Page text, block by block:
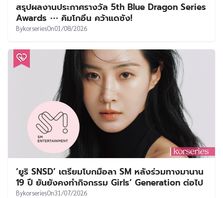
สรุปผลงานประกาศรางวัล 5th Blue Dragon Series
Awards ⋯ คิมโกอึน คว้าแดซัง!
BykorseriesOn01/08/2026
‘ยูริ SNSD’ เตรียมโบกมือลา SM หลังร่วมทางมานาน
19 ปี ยันยังคงทำกิจกรรม Girls’ Generation ต่อไป
BykorseriesOn31/07/2026